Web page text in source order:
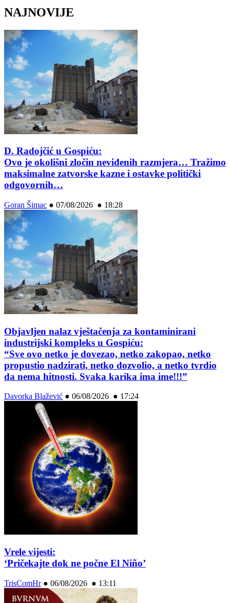
NAJNOVIJE
D. Radojčić u Gospiću:
Ovo je okolišni zločin neviđenih razmjera… Tražimo
maksimalne zatvorske kazne i ostavke politički
odgovornih…
Goran Šimac ● 07/08/2026 ● 18:28
Objavljen nalaz vještačenja za kontaminirani
industrijski kompleks u Gospiću:
“Sve ovo netko je dovezao, netko zakopao, netko
propustio nadzirati, netko dozvolio, a netko tvrdio
da nema hitnosti. Svaka karika ima ime!!!”
Davorka Blažević ● 06/08/2026 ● 17:24
Vrele vijesti:
‘Pričekajte dok ne počne El Niño’
TrisComHr● 06/08/2026 ● 13:11